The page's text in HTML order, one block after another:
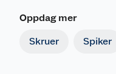
Oppdag mer
Skruer Spiker